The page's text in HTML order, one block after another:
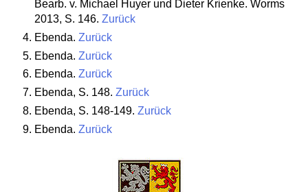
Bearb. v. Michael Huyer und Dieter Krienke. Worms
2013, S. 146. Zurück
Ebenda. Zurück
Ebenda. Zurück
Ebenda. Zurück
Ebenda, S. 148. Zurück
Ebenda, S. 148-149. Zurück
Ebenda. Zurück